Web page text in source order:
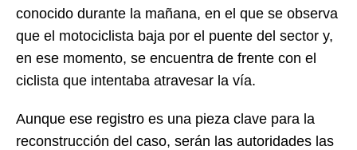
conocido durante la mañana, en el que se observa
que el motociclista baja por el puente del sector y,
en ese momento, se encuentra de frente con el
ciclista que intentaba atravesar la vía.
Aunque ese registro es una pieza clave para la
reconstrucción del caso, serán las autoridades las